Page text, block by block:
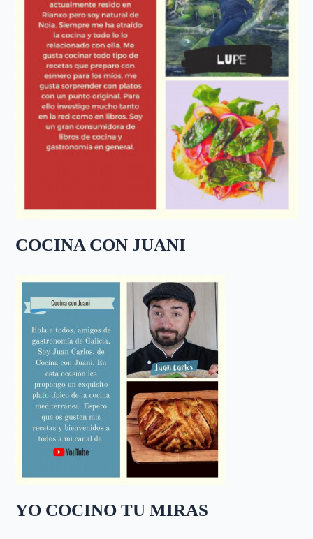
COCINA CON JUANI
YO COCINO TU MIRAS